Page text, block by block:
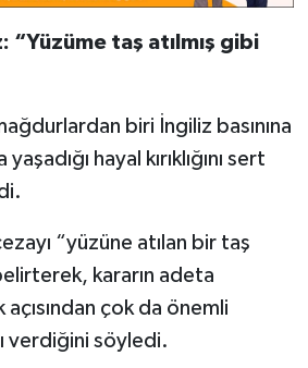
“Yüzüme taş atılmış gibi
biri İngiliz basınına
hayal kırıklığını sert
“yüzüne atılan bir taş
kararın adeta
açısından çok da önemli
verdiğini söyledi.